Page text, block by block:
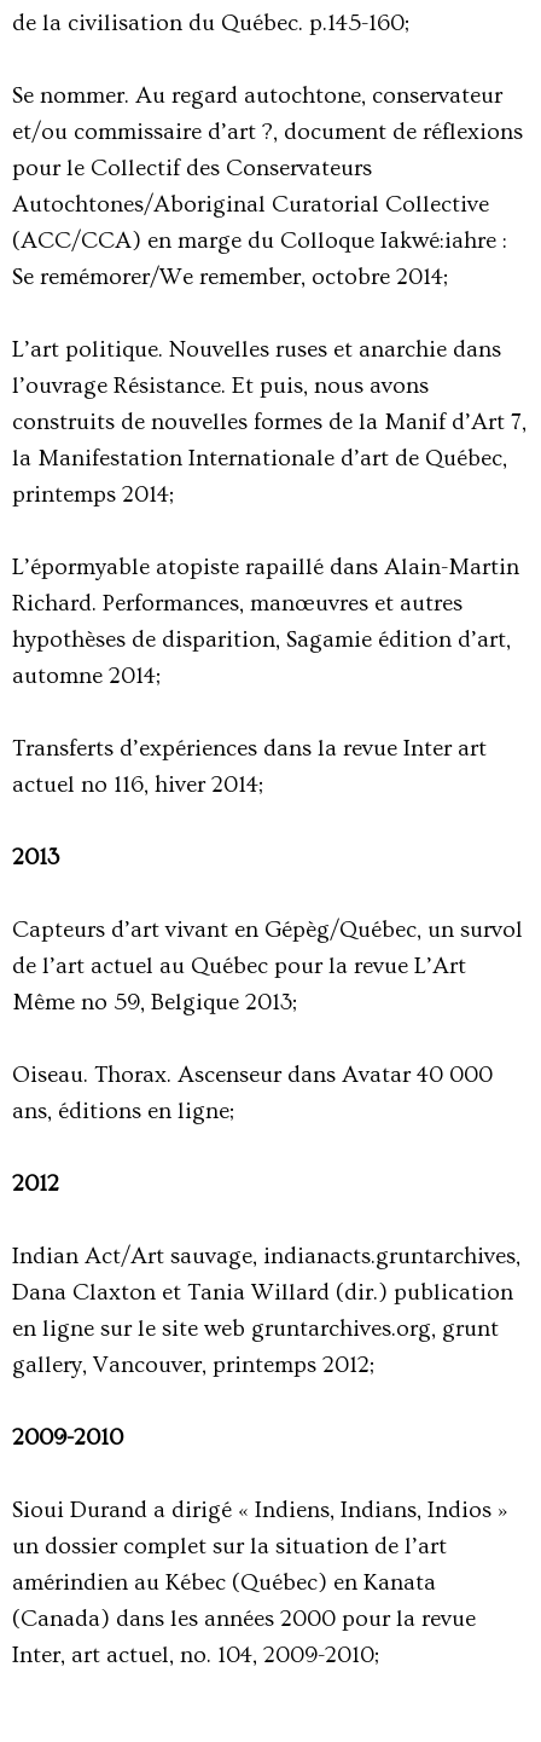
de la civilisation du Québec. p.145-160;
Se nommer. Au regard autochtone, conservateur
et/ou commissaire d’art ?, document de réflexions
pour le Collectif des Conservateurs
Autochtones/Aboriginal Curatorial Collective
(ACC/CCA) en marge du Colloque Iakwé:iahre :
Se remémorer/We remember, octobre 2014;
L’art politique. Nouvelles ruses et anarchie dans
l’ouvrage Résistance. Et puis, nous avons
construits de nouvelles formes de la Manif d’Art 7,
la Manifestation Internationale d’art de Québec,
printemps 2014;
L’épormyable atopiste rapaillé dans Alain-Martin
Richard. Performances, manœuvres et autres
hypothèses de disparition, Sagamie édition d’art,
automne 2014;
Transferts d’expériences dans la revue Inter art
actuel no 116, hiver 2014;
2013
Capteurs d’art vivant en Gépèg/Québec, un survol
de l’art actuel au Québec pour la revue L’Art
Même no 59, Belgique 2013;
Oiseau. Thorax. Ascenseur dans Avatar 40 000
ans, éditions en ligne;
2012
Indian Act/Art sauvage, indianacts.gruntarchives,
Dana Claxton et Tania Willard (dir.) publication
en ligne sur le site web gruntarchives.org, grunt
gallery, Vancouver, printemps 2012;
2009-2010
Sioui Durand a dirigé « Indiens, Indians, Indios »
un dossier complet sur la situation de l’art
amérindien au Kébec (Québec) en Kanata
(Canada) dans les années 2000 pour la revue
Inter, art actuel, no. 104, 2009-2010;